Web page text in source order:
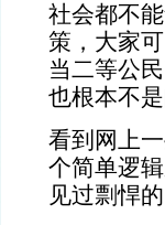
社会都不
策，大家
当二等公
也根本不是
看到网上
个简单逻
见过剽悍